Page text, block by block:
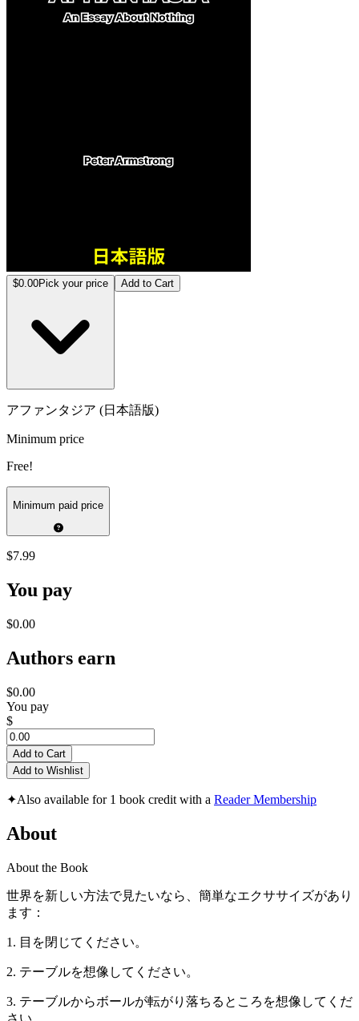
$0.00Pick your price Add to Cart
アファンタジア (日本語版)
Minimum price
Free!
Minimum paid price
$7.99
You pay
$0.00
Authors earn
$0.00
You pay
$
Add to Cart
Add to Wishlist
✦Also available for 1 book credit with a Reader Membership
About
About the Book
世界を新しい方法で見たいなら、簡単なエクササイズがあり
ます：
1. 目を閉じてください。
2. テーブルを想像してください。
3. テーブルからボールが転がり落ちるところを想像してくだ
さい。